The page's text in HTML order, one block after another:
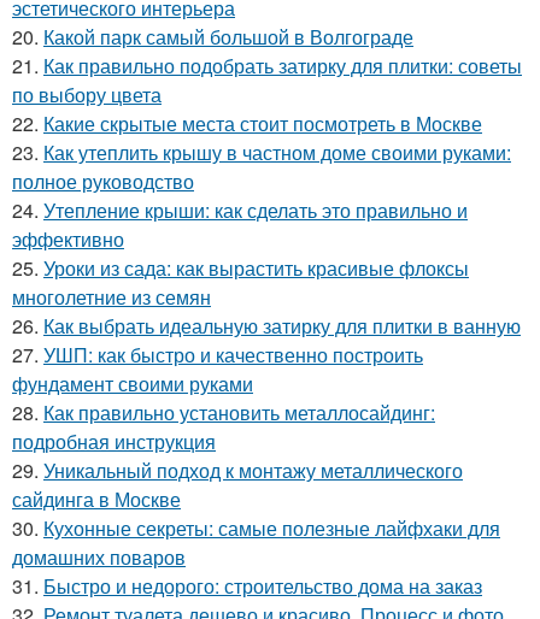
эстетического интерьера
20. Какой парк самый большой в Волгограде
21. Как правильно подобрать затирку для плитки: советы
по выбору цвета
22. Какие скрытые места стоит посмотреть в Москве
23. Как утеплить крышу в частном доме своими руками:
полное руководство
24. Утепление крыши: как сделать это правильно и
эффективно
25. Уроки из сада: как вырастить красивые флоксы
многолетние из семян
26. Как выбрать идеальную затирку для плитки в ванную
27. УШП: как быстро и качественно построить
фундамент своими руками
28. Как правильно установить металлосайдинг:
подробная инструкция
29. Уникальный подход к монтажу металлического
сайдинга в Москве
30. Кухонные секреты: самые полезные лайфхаки для
домашних поваров
31. Быстро и недорого: строительство дома на заказ